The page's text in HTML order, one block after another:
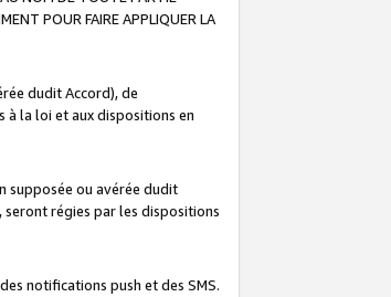
POUR FAIRE APPLIQUER LA
dudit Accord), de
à la loi et aux dispositions en
supposée ou avérée dudit
seront régies par les dispositions
notifications push et des SMS.